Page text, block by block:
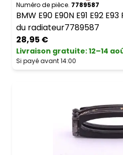
Numéro de pièce. 7789587
BMW E90 E90N E91 E92
du radiateur7789587
28,95 €
Livraison gratuite:12–14
Si payé avant 14:00